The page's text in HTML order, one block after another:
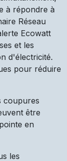
à répondre à
Réseau
Ecowatt
et les
d'électricité.
pour réduire
coupures
être
en
les